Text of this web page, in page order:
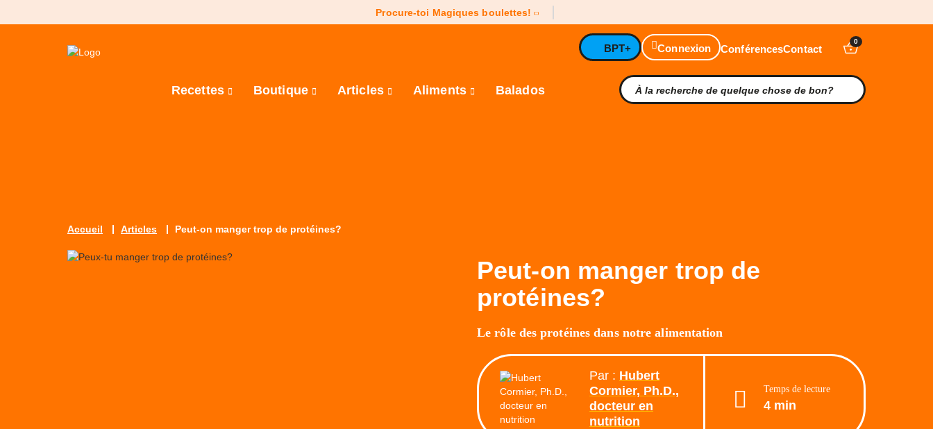
Procure-toi Magiques boulettes!
BPT+ Connexion ConférencesContact
0
Recettes Boutique Articles Aliments Balados
Accueil Articles Peut-on manger trop de protéines?
Peut-on manger trop de
protéines?
Le rôle des protéines dans notre alimentation
Par : Hubert
Cormier, Ph.D.,
docteur en
nutrition
Temps de lecture
4 min